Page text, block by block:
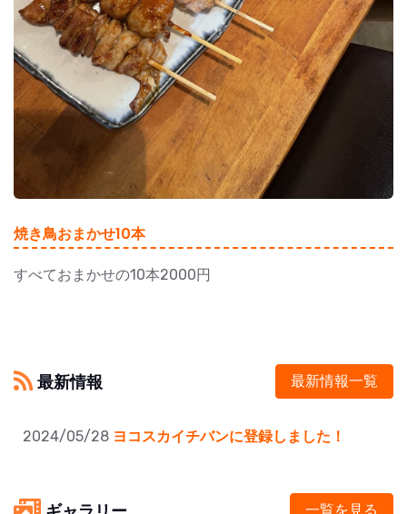
焼き鳥おまかせ10本
すべておまかせの10本2000円
最新情報 最新情報一覧
2024/05/28 ヨコスカイチバンに登録しました！
一覧を見る